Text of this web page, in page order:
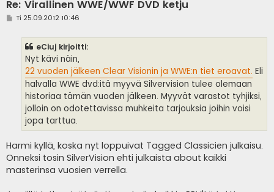
Re: Virallinen WWE/WWF DVD ketju
VTi 25.09.2012 10:46
eCiuj kirjoitti:
Nyt kävi näin,
22 vuoden jälkeen Clear Visionin ja WWE:n tiet eroavat. Eli
halvalla WWE dvd:itä myyvä Silvervision tulee olemaan
historiaa tämän vuoden jälkeen. Myyvät varastot tyhjiksi,
jolloin on odotettavissa muhkeita tarjouksia joihin voisi
jopa tarttua.
Harmi kyllä, koska nyt loppuivat Tagged Classicien julkaisu.
Onneksi tosin SilverVision ehti julkaista about kaikki
masterinsa vuosien verrella.